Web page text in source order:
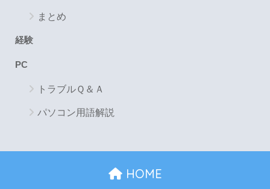
まとめ
経験
PC
トラブルＱ＆Ａ
パソコン用語解説
HOME